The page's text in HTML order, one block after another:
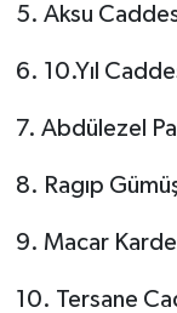
5. Aksu
6. 10.Yıl
7. Abdülezel
8. Ragıp
9. Macar
10. Tersane